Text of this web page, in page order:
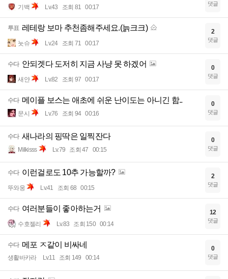
기백 Lv.43 조회 81 00:17 댓글
투표 레테랑 보마 추천좀해주세요.(늙크크)
눗슈 Lv.24 조회 71 00:17
2
댓글
수다 안되겟다 도저히 지금 사냥 못 하겠어
새얀 Lv.82 조회 97 00:17
0
댓글
수다 메이플 보스는 애초에 쉬운 난이도는 아니긴 함..
문시 Lv.76 조회 94 00:16
0
댓글
수다 새나라의 핑딱은 일찍잔다
Milkisss Lv.79 조회 47 00:15
0
댓글
수다 이런걸로도 10추 가능할까?
뚜와웅 Lv.41 조회 68 00:15
2
댓글
수다 여러분들이 좋아하는거
수호젤리 Lv.83 조회 150 00:14
12
댓글
수다 메포 ㅈ같이 비싸네
생활바카라 Lv.11 조회 149 00:14
0
댓글